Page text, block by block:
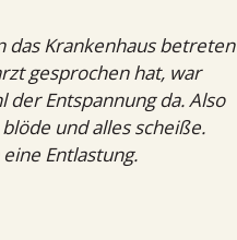
das Krankenhaus betreten
gesprochen hat, war
Entspannung da. Also
und alles scheiße.
Entlastung.